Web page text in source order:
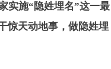
实施“隐姓埋名”这一最
惊天动地事，做隐姓埋